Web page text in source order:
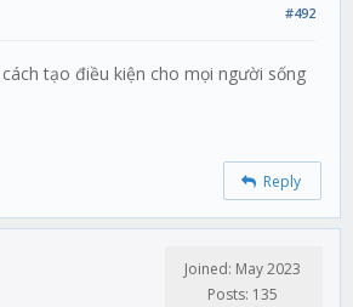
#492
tạo điều kiện cho mọi người sống
Reply
Joined: May 2023
Posts: 135